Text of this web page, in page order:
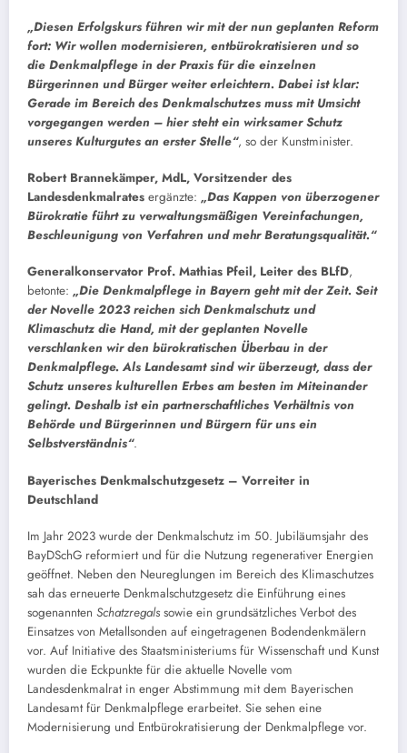
„Diesen Erfolgskurs führen wir mit der nun geplanten Reform
fort: Wir wollen modernisieren, entbürokratisieren und so
die Denkmalpflege in der Praxis für die einzelnen
Bürgerinnen und Bürger weiter erleichtern. Dabei ist klar:
Gerade im Bereich des Denkmalschutzes muss mit Umsicht
vorgegangen werden – hier steht ein wirksamer Schutz
unseres Kulturgutes an erster Stelle“, so der Kunstminister.
Robert Brannekämper, MdL, Vorsitzender des
Landesdenkmalrates ergänzte: „Das Kappen von überzogener
Bürokratie führt zu verwaltungsmäßigen Vereinfachungen,
Beschleunigung von Verfahren und mehr Beratungsqualität.“
Generalkonservator Prof. Mathias Pfeil, Leiter des BLfD,
betonte: „Die Denkmalpflege in Bayern geht mit der Zeit. Seit
der Novelle 2023 reichen sich Denkmalschutz und
Klimaschutz die Hand, mit der geplanten Novelle
verschlanken wir den bürokratischen Überbau in der
Denkmalpflege. Als Landesamt sind wir überzeugt, dass der
Schutz unseres kulturellen Erbes am besten im Miteinander
gelingt. Deshalb ist ein partnerschaftliches Verhältnis von
Behörde und Bürgerinnen und Bürgern für uns ein
Selbstverständnis“.
Bayerisches Denkmalschutzgesetz – Vorreiter in
Deutschland
Im Jahr 2023 wurde der Denkmalschutz im 50. Jubiläumsjahr des
BayDSchG reformiert und für die Nutzung regenerativer Energien
geöffnet. Neben den Neureglungen im Bereich des Klimaschutzes
sah das erneuerte Denkmalschutzgesetz die Einführung eines
sogenannten Schatzregals sowie ein grundsätzliches Verbot des
Einsatzes von Metallsonden auf eingetragenen Bodendenkmälern
vor. Auf Initiative des Staatsministeriums für Wissenschaft und Kunst
wurden die Eckpunkte für die aktuelle Novelle vom
Landesdenkmalrat in enger Abstimmung mit dem Bayerischen
Landesamt für Denkmalpflege erarbeitet. Sie sehen eine
Modernisierung und Entbürokratisierung der Denkmalpflege vor.